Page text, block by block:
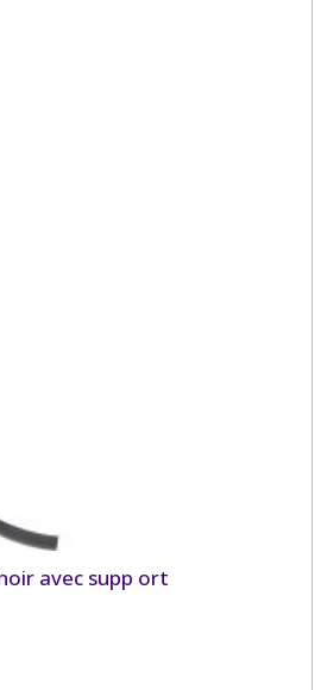
avec supp ort